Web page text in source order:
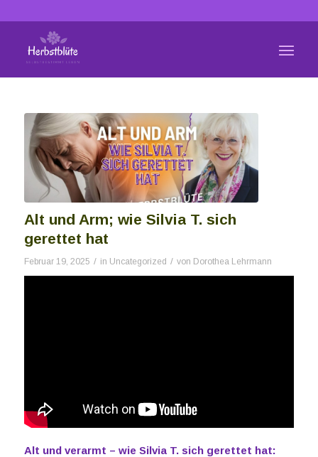
Alt und Arm; wie Silvia T. sich
gerettet hat
Februar 19, 2025 / in Uncategorized / von Dorothea Lehrmann
Alt und verarmt – wie Silvia T. sich gerettet hat: